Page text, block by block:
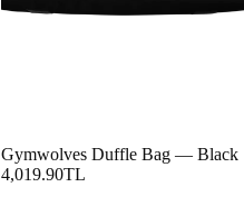
Gymwolves Duffle Bag — Black
4,019.90TL